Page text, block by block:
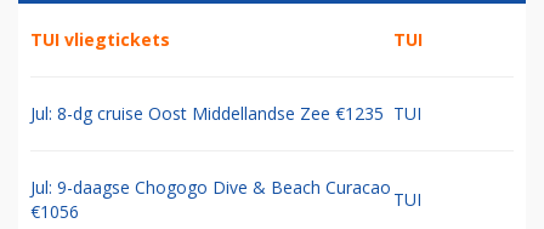
TUI vliegtickets TUI
Jul: 8-dg cruise Oost Middellandse Zee €1235 TUI
Jul: 9-daagse Chogogo Dive & Beach Curacao
€1056
TUI